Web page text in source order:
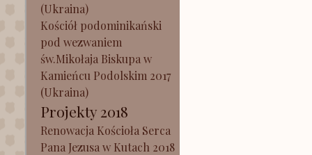
(Ukraina)
Kościół podominikański
pod wezwaniem
św.Mikołaja Biskupa w
Kamieńcu Podolskim 2017
(Ukraina)
Projekty 2018
Renowacja Kościoła Serca
Pana Jezusa w Kutach 2018